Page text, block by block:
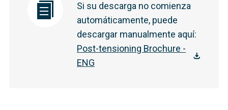
Si su descarga no comienza
automáticamente, puede
descargar manualmente aquí:
Post-tensioning Brochure -
ENG